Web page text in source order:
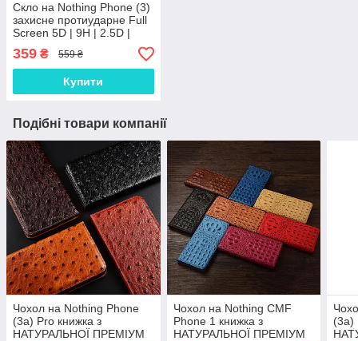
Скло на Nothing Phone (3)
захисне протиударне Full
Screen 5D | 9H | 2.5D |
Nano - покриття "HYPER"
359 ₴ 559 ₴
Купити
Подібні товари компанії
Чохол на Nothing Phone
(3a) Pro книжка з
НАТУРАЛЬНОЇ ПРЕМІУМ
Чохол на Nothing CMF
Phone 1 книжка з
НАТУРАЛЬНОЇ ПРЕМІУМ
(3a)